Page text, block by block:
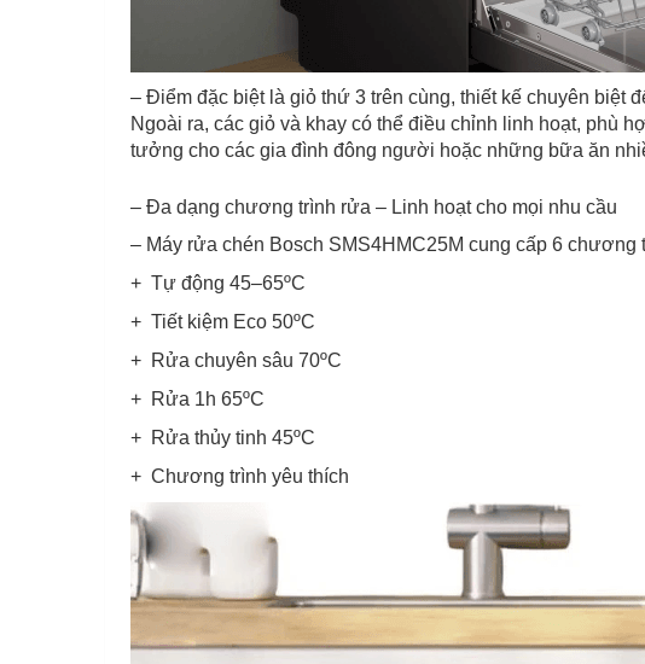
– Điểm đặc biệt là giỏ thứ 3 trên cùng, thiết kế chuyên biệt
Ngoài ra, các giỏ và khay có thể điều chỉnh linh hoạt, phù
tưởng cho các gia đình đông người hoặc những bữa ăn
– Đa dạng chương trình rửa – Linh hoạt cho mọi nhu cầu
– Máy rửa chén Bosch SMS4HMC25M cung cấp 6 chương
+ Tự động 45–65ºC
+ Tiết kiệm Eco 50ºC
+ Rửa chuyên sâu 70ºC
+ Rửa 1h 65ºC
+ Rửa thủy tinh 45ºC
+ Chương trình yêu thích